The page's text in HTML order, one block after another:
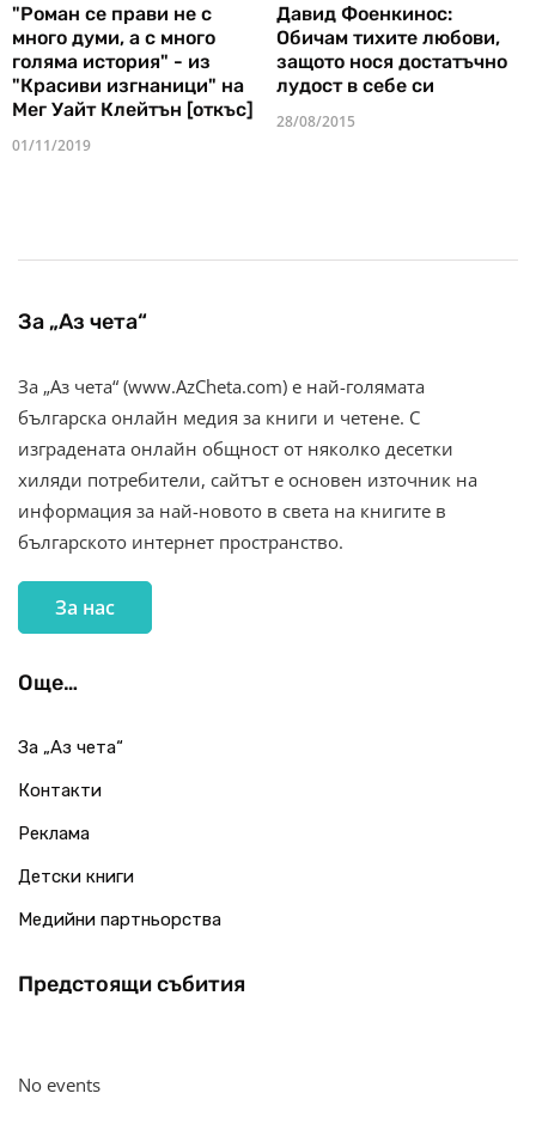
"Роман се прави не с
много думи, а с много
голяма история" - из
"Красиви изгнаници" на
Мег Уайт Клейтън [откъс]
01/11/2019
Давид Фоенкинос:
Обичам тихите любови,
защото нося достатъчно
лудост в себе си
28/08/2015
За „Аз чета“
За „Аз чета“ (www.AzCheta.com) е най-голямата
българска онлайн медия за книги и четене. С
изградената онлайн общност от няколко десетки
хиляди потребители, сайтът е основен източник на
информация за най-новото в света на книгите в
българското интернет пространство.
За нас
Още…
За „Аз чета“
Контакти
Реклама
Детски книги
Медийни партньорства
Предстоящи събития
No events